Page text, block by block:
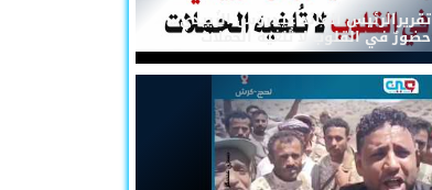
تقريرالرئيس القائد عيدروس الزُبيدي...
حضورٌ في القلوب لا تُلغيه الحملات